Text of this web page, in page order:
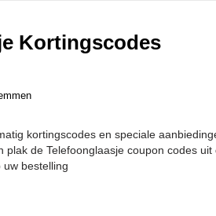
Kortingscodes
kortingscodes en speciale
plak de Telefoonglaasje coupon codes
bestelling